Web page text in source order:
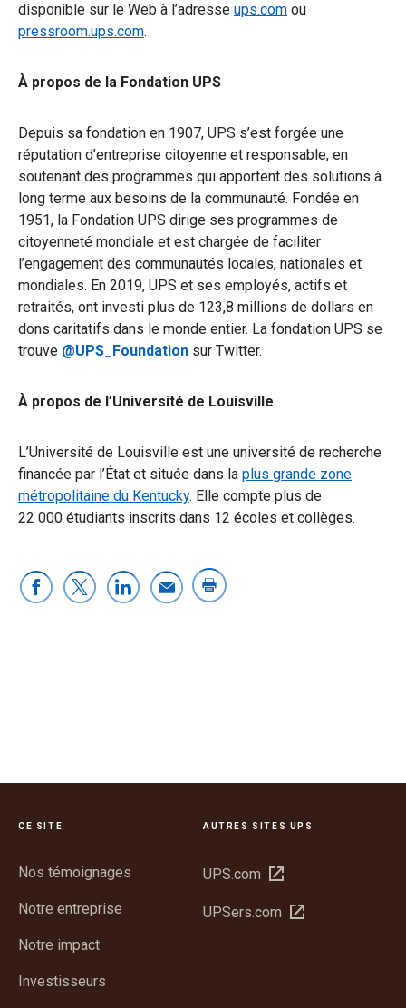
disponible sur le Web à l’adresse ups.com ou
pressroom.ups.com.
À propos de la Fondation UPS
Depuis sa fondation en 1907, UPS s’est forgée une
réputation d’entreprise citoyenne et responsable, en
soutenant des programmes qui apportent des solutions à
long terme aux besoins de la communauté. Fondée en
1951, la Fondation UPS dirige ses programmes de
citoyenneté mondiale et est chargée de faciliter
l’engagement des communautés locales, nationales et
mondiales. En 2019, UPS et ses employés, actifs et
retraités, ont investi plus de 123,8 millions de dollars en
dons caritatifs dans le monde entier. La fondation UPS se
trouve @UPS_Foundation sur Twitter.
À propos de l’Université de Louisville
L’Université de Louisville est une université de recherche
financée par l’État et située dans la plus grande zone
métropolitaine du Kentucky. Elle compte plus de
22 000 étudiants inscrits dans 12 écoles et collèges.
CE SITE
Nos témoignages
Notre entreprise
Notre impact
Investisseurs
AUTRES SITES UPS
UPS.com Ouvrir
une
UPSers.com Ouvrir